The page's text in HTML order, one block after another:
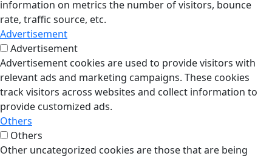
information on metrics the number of visitors, bounce
rate, traffic source, etc.
Advertisement
Advertisement
Advertisement cookies are used to provide visitors with
relevant ads and marketing campaigns. These cookies
track visitors across websites and collect information to
provide customized ads.
Others
Others
Other uncategorized cookies are those that are being